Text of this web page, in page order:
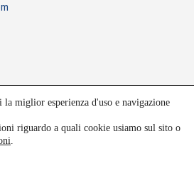
multimarca a Prato - Numero REA: PO –
02133100970 - topcarservicesrl@mypec.eu -
miglior esperienza d'uso e navigazione
riguardo a quali cookie usiamo sul sito o
.